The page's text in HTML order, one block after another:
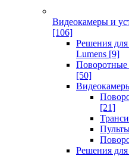
Видеокамеры и
[106]
Решения для
Lumens [9]
Поворотные
[50]
[21]
Решения для